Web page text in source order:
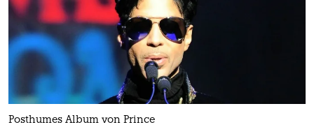
Posthumes Album von Prince